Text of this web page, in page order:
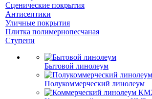
Сценические покрытия
Антисептики
Уличные покрытия
Плитка полимернопесчаная
Ступени
Бытовой линолеум
Полукоммерческий линолеум